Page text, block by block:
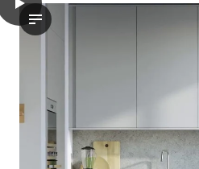
play
El vídeo muestra un espacio
METOD Armario bajo con